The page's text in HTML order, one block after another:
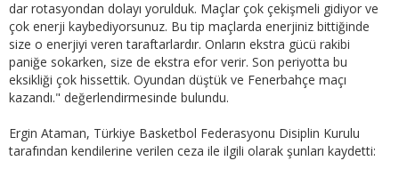
dar rotasyondan dolayı yorulduk. Maçlar çok çekişmeli gidiyor ve
çok enerji kaybediyorsunuz. Bu tip maçlarda enerjiniz bittiğinde
size o enerjiyi veren taraftarlardır. Onların ekstra gücü rakibi
paniğe sokarken, size de ekstra efor verir. Son periyotta bu
eksikliği çok hissettik. Oyundan düştük ve Fenerbahçe maçı
kazandı." değerlendirmesinde bulundu.
Ergin Ataman, Türkiye Basketbol Federasyonu Disiplin Kurulu
tarafından kendilerine verilen ceza ile ilgili olarak şunları kaydetti: